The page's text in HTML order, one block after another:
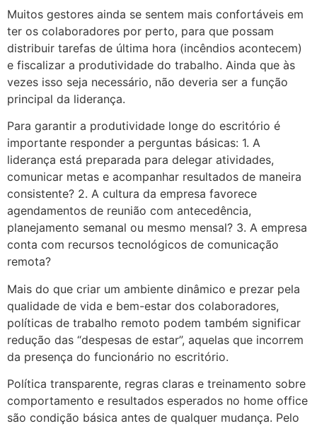
Muitos gestores ainda se sentem mais confortáveis em
ter os colaboradores por perto, para que possam
distribuir tarefas de última hora (incêndios acontecem)
e fiscalizar a produtividade do trabalho. Ainda que às
vezes isso seja necessário, não deveria ser a função
principal da liderança.
Para garantir a produtividade longe do escritório é
importante responder a perguntas básicas: 1. A
liderança está preparada para delegar atividades,
comunicar metas e acompanhar resultados de maneira
consistente? 2. A cultura da empresa favorece
agendamentos de reunião com antecedência,
planejamento semanal ou mesmo mensal? 3. A empresa
conta com recursos tecnológicos de comunicação
remota?
Mais do que criar um ambiente dinâmico e prezar pela
qualidade de vida e bem-estar dos colaboradores,
políticas de trabalho remoto podem também significar
redução das “despesas de estar”, aquelas que incorrem
da presença do funcionário no escritório.
Política transparente, regras claras e treinamento sobre
comportamento e resultados esperados no home office
são condição básica antes de qualquer mudança. Pelo